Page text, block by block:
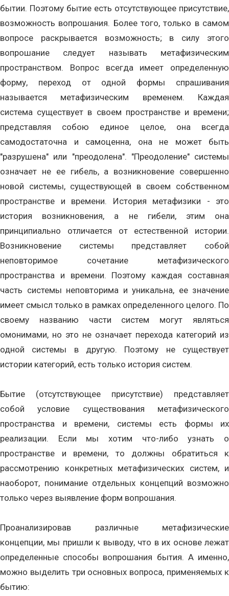
бытии. Поэтому бытие есть отсутствующее присутствие,
возможность вопрошания. Более того, только в самом
вопросе раскрывается возможность; в силу этого
вопрошание следует называть метафизическим
пространством. Вопрос всегда имеет определенную
форму, переход от одной формы спрашивания
называется метафизическим временем. Каждая
система существует в своем пространстве и времени;
представляя собою единое целое, она всегда
самодостаточна и самоценна, она не может быть
"разрушена" или "преодолена". "Преодоление" системы
означает не ее гибель, а возникновение совершенно
новой системы, существующей в своем собственном
пространстве и времени. История метафизики - это
история возникновения, а не гибели, этим она
принципиально отличается от естественной истории.
Возникновение системы представляет собой
неповторимое сочетание метафизического
пространства и времени. Поэтому каждая составная
часть системы неповторима и уникальна, ее значение
имеет смысл только в рамках определенного целого. По
своему названию части систем могут являться
омонимами, но это не означает перехода категорий из
одной системы в другую. Поэтому не существует
истории категорий, есть только история систем.
Бытие (отсутствующее присутствие) представляет
собой условие существования метафизического
пространства и времени, системы есть формы их
реализации. Если мы хотим что-либо узнать о
пространстве и времени, то должны обратиться к
рассмотрению конкретных метафизических систем, и
наоборот, понимание отдельных концепций возможно
только через выявление форм вопрошания.
Проанализировав различные метафизические
концепции, мы пришли к выводу, что в их основе лежат
определенные способы вопрошания бытия. А именно,
можно выделить три основных вопроса, применяемых к
бытию: